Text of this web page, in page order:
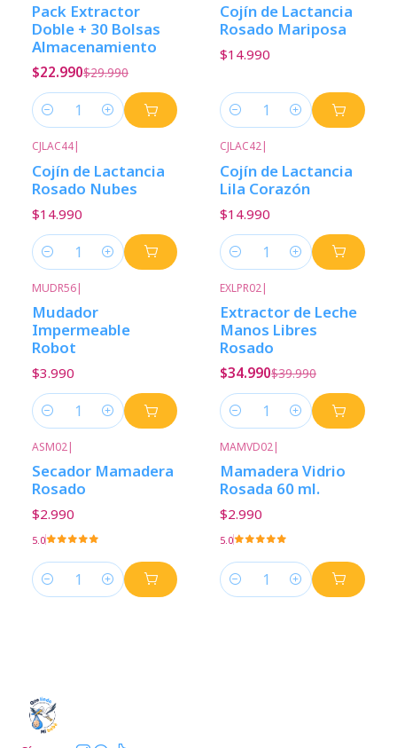
Pack Extractor
Doble + 30 Bolsas
Almacenamiento
$22.990$29.990
Cantidad
Cojín de Lactancia
Rosado Mariposa
$14.990
Cantidad
CJLAC44|
Cojín de Lactancia
Rosado Nubes
$14.990
Cantidad
CJLAC42|
Cojín de Lactancia
Lila Corazón
$14.990
Cantidad
MUDR56|
Mudador
Impermeable
Robot
$3.990
Cantidad
EXLPR02|
Extractor de Leche
Manos Libres
Rosado
$34.990$39.990
Cantidad
ASM02|
Secador Mamadera
Rosado
$2.990
5.0
Cantidad
MAMVD02|
Mamadera Vidrio
Rosada 60 ml.
$2.990
5.0
Cantidad